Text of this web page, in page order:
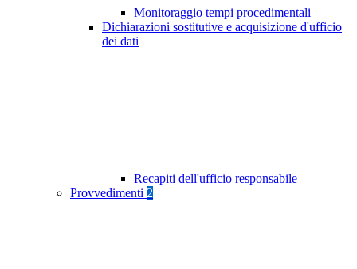
Monitoraggio tempi procedimentali
Dichiarazioni sostitutive e acquisizione d'ufficio
dei dati
Recapiti dell'ufficio responsabile
Provvedimenti 2